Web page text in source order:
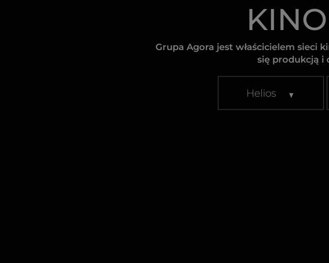
Grupa Agora jest właścicielem sieci
się produkcją i
Helios